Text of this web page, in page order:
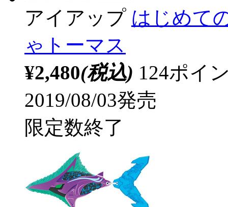
アイアップ はじめて
ゃトーマス
¥2,480(税込) 124ポイ
2019/08/03発売
限定数終了